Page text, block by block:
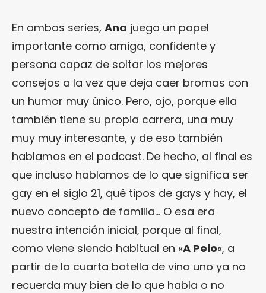
En ambas series, Ana juega un papel
importante como amiga, confidente y
persona capaz de soltar los mejores
consejos a la vez que deja caer bromas con
un humor muy único. Pero, ojo, porque ella
también tiene su propia carrera, una muy
muy muy interesante, y de eso también
hablamos en el podcast. De hecho, al final es
que incluso hablamos de lo que significa ser
gay en el siglo 21, qué tipos de gays y hay, el
nuevo concepto de familia… O esa era
nuestra intención inicial, porque al final,
como viene siendo habitual en «A Pelo«, a
partir de la cuarta botella de vino uno ya no
recuerda muy bien de lo que habla o no